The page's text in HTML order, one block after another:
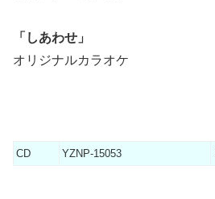
「しあわせ」
オリジナルカラオケ
CD YZNP-15053